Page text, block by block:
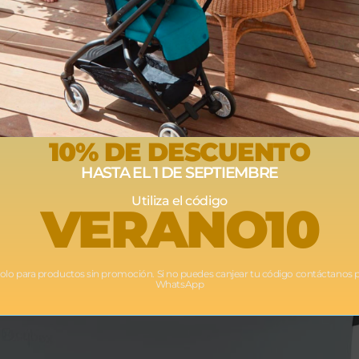
10% DE DESCUENTO
HASTA EL 1 DE SEPTIEMBRE
Utiliza el código
VERANO10
para productos sin promoción. Si no puedes canjear tu código contáctanos
WhatsApp